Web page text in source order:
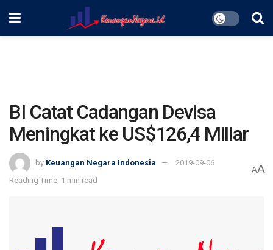
BI Catat Cadangan Devisa
Meningkat ke US$126,4 Miliar
by Keuangan Negara Indonesia
2019-09-06
Reading Time: 1 min read
AA